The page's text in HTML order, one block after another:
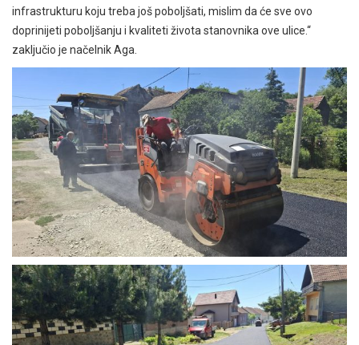
infrastrukturu koju treba još poboljšati, mislim da će sve ovo
doprinijeti poboljšanju i kvaliteti života stanovnika ove ulice.“
zaključio je načelnik Aga.